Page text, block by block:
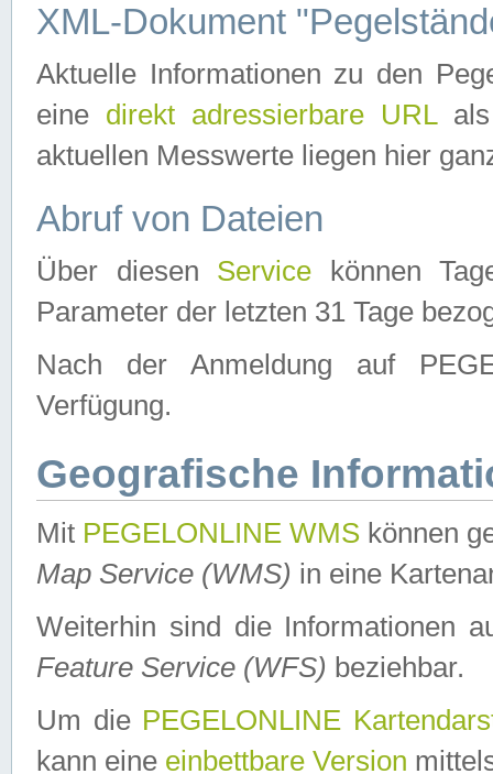
XML-Dokument
Aktuelle Informationen zu den
eine direkt adressierbare URLals
aktuellen Messwerte liegen hier
Abruf von Dateien
Über diesen Service können
Parameter der letzten 31 Tage
Nach der Anmeldung auf
Verfügung.
Geografische
Mit PEGELONLINE WMS können
Map Service (WMS) in eine
Weiterhin sind die Informationen
Feature Service (WFS) beziehbar.
Um die PEGELONLINE
kann eine einbettbare Version